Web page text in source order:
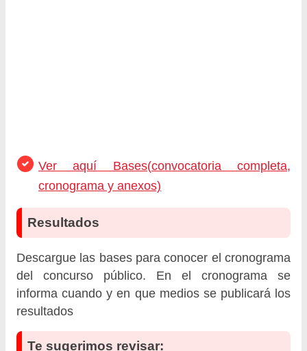
Ver aquí Bases(convocatoria completa,
cronograma y anexos)
Resultados
Descargue las bases para conocer el cronograma
del concurso público. En el cronograma se
informa cuando y en que medios se publicará los
resultados
Te sugerimos revisar: